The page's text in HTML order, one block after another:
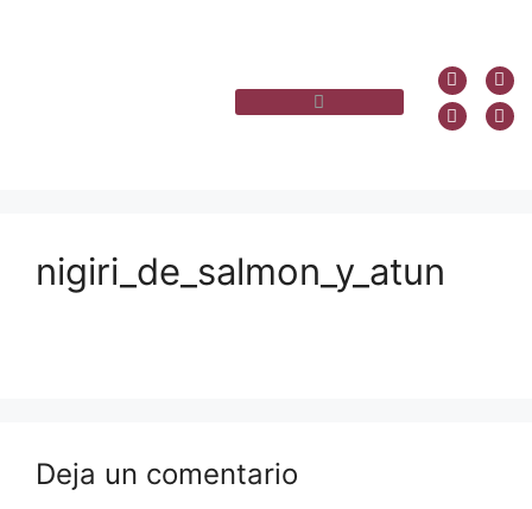
nigiri_de_salmon_y_atun
Deja un comentario